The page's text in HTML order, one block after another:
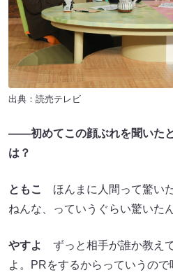
出典：読売テレビ
――初めてこの顔ぶれを聞いた
は？
ともこ
ほんまに人間って驚い
ねんな、っていうぐらい驚いた
やすよ
ずっと相手が誰か教え
よ。PRをするからっていうの